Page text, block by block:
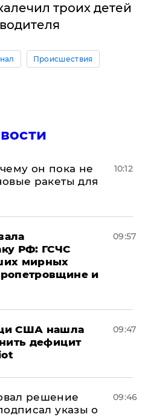
троих детей
Происшествия
он пока не
ракеты для
10:12
РФ: ГСЧС
мирных
и
09:57
США нашла
дефицит
09:47
решение
указы о
09:46